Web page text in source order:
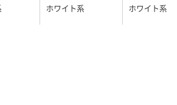
ホワイト系 ホワイト系